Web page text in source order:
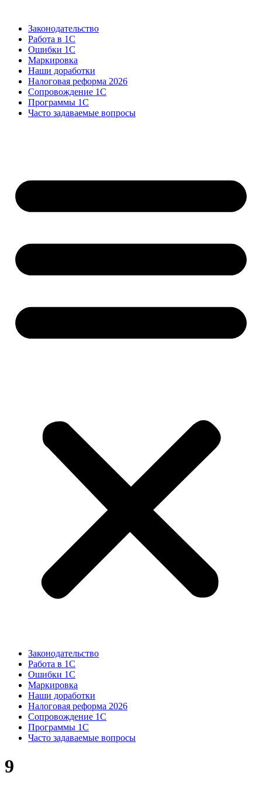
Законодательство
Работа в 1С
Ошибки 1С
Маркировка
Наши доработки
Налоговая реформа 2026
Сопровождение 1С
Программы 1С
Часто задаваемые вопросы
Законодательство
Работа в 1С
Ошибки 1С
Маркировка
Наши доработки
Налоговая реформа 2026
Сопровождение 1С
Программы 1С
Часто задаваемые вопросы
9